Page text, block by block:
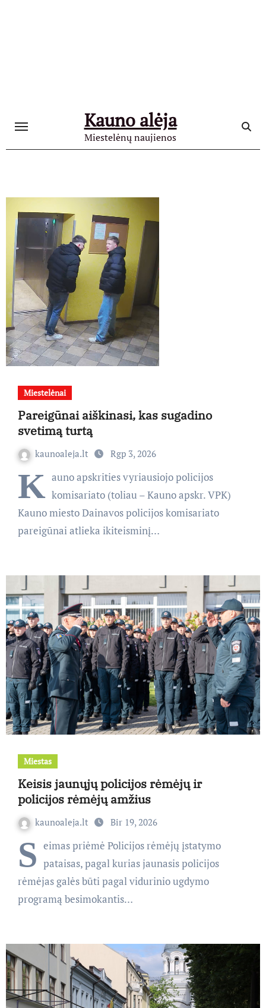
Kauno alėja
Miestelėnų naujienos
Miestelėnai
Pareigūnai aiškinasi, kas sugadino
svetimą turtą
kaunoaleja.lt Rgp 3, 2026
K auno apskrities vyriausiojo policijos
komisariato (toliau – Kauno apskr. VPK)
Kauno miesto Dainavos policijos komisariato
pareigūnai atlieka ikiteisminį…
Miestas
Keisis jaunųjų policijos rėmėjų ir
policijos rėmėjų amžius
kaunoaleja.lt Bir 19, 2026
S eimas priėmė Policijos rėmėjų įstatymo
pataisas, pagal kurias jaunasis policijos
rėmėjas galės būti pagal vidurinio ugdymo
programą besimokantis…